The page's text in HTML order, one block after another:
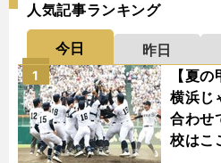
人気記事ランキング
今日 昨日
【夏
横浜じ
合わせ
校はこ
1